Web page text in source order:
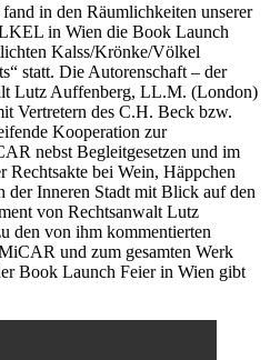
in den Räumlichkeiten unserer
in Wien die Book Launch
Kalss/Krönke/Völkel
statt. Die Autorenschaft – der
Lutz Auffenberg, LL.M. (London)
Vertretern des C.H. Beck bzw.
Kooperation zur
nebst Begleitgesetzen und im
Rechtsakte bei Wein, Häppchen
der Inneren Stadt mit Blick auf den
von Rechtsanwalt Lutz
den von ihm kommentierten
und zum gesamten Werk
Book Launch Feier in Wien gibt